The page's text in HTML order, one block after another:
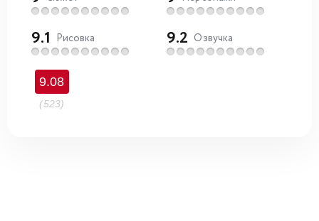
9.1 Рисовка 9.2 Озвучка
9.08
(523)